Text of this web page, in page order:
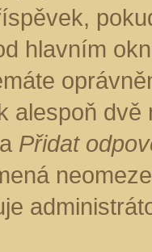
hlavním
alespoň
Přidat